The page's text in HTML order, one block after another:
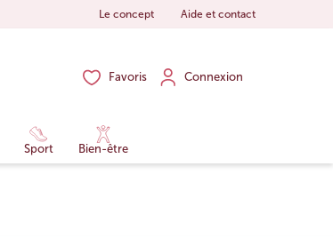
Le concept Aide et contact
Favoris Connexion
Sport Bien-être